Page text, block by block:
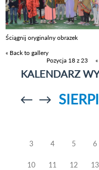
Ściągnij oryginalny obrazek
« Back to gallery
Pozycja 18 z 23
KALENDARZ
Przejdź doPrzejdź do
3 4 5 6
10 11 12 13